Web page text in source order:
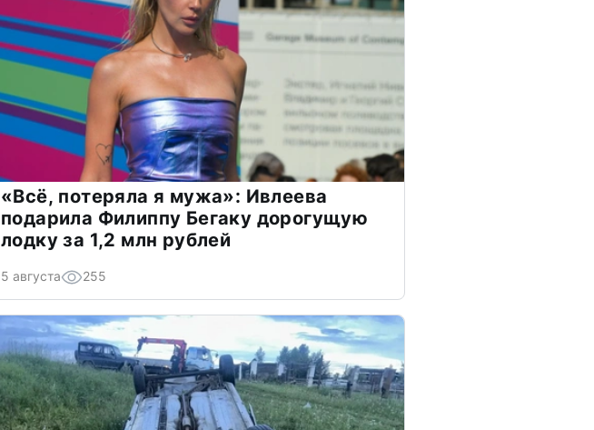
«Всё, потеряла я мужа»: Ивлеева
подарила Филиппу Бегаку дорогущую
лодку за 1,2 млн рублей
5 августа 255